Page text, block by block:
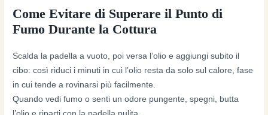
Come Evitare di Superare il Punto di
Fumo Durante la Cottura
Scalda la padella a vuoto, poi versa l’olio e aggiungi subito il
cibo: così riduci i minuti in cui l’olio resta da solo sul calore, fase
in cui tende a rovinarsi più facilmente.
Quando vedi fumo o senti un odore pungente, spegni, butta